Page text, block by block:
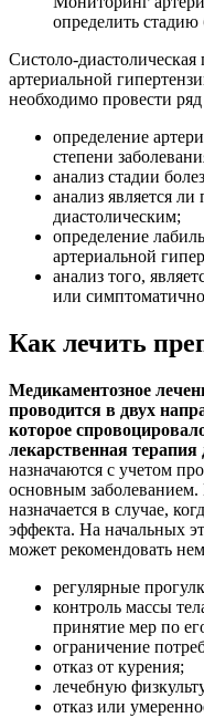
определить стадию
Систоло-
артериальной
необходимо провести
определение
степени
анализ стадии
анализ является
диастолическим;
определение
артериальной
анализ того,
или
Как лечить
Медикаментозное
проводится в двух
которое
лекарственная
назначаются с учетом
основным
назначается в случае,
эффекта. На начальных
может рекомендовать
регулярные
контроль массы
принятие мер по
ограничение
отказ от курения;
лечебную
отказ или